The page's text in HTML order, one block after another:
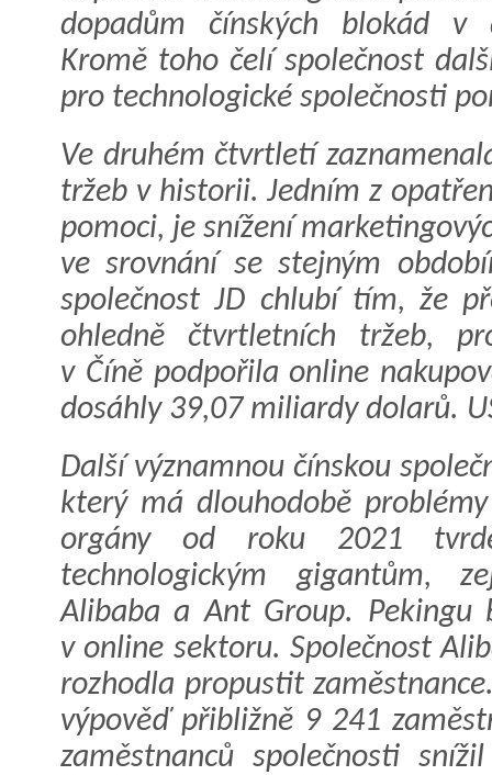
dopadům čínských blokád v
Kromě toho čelí společnost
pro technologické společnosti
Ve druhém čtvrtletí
tržeb v historii. Jedním z
pomoci, je snížení
ve srovnání se stejným
společnost JD chlubí tím, že
ohledně čtvrtletních tržeb,
v Číně podpořila online
dosáhly 39,07 miliardy dolarů.
Další významnou čínskou
který má dlouhodobě
orgány od roku 2021
technologickým gigantům,
Alibaba a Ant Group. Pekingu
v online sektoru. Společnost
rozhodla propustit
výpověď přibližně 9 241
zaměstnanců společnosti